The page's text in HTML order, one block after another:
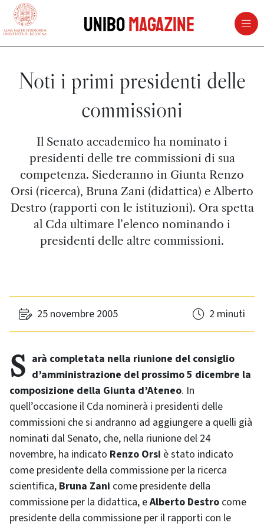
vai al contenuto della pagina
UniboMagazine
Noti i primi presidenti delle
commissioni
Il Senato accademico ha nominato i
presidenti delle tre commissioni di sua
competenza. Siederanno in Giunta Renzo
Orsi (ricerca), Bruna Zani (didattica) e Alberto
Destro (rapporti con le istituzioni). Ora spetta
al Cda ultimare l’elenco nominando i
presidenti delle altre commissioni.
25 novembre 2005 2 minuti
Sarà completata nella riunione del consiglio d’amministrazione del prossimo 5 dicembre la
composizione della Giunta d’Ateneo. In
quell’occasione il Cda nominerà i presidenti delle
commissioni che si andranno ad aggiungere a quelli già
nominati dal Senato, che, nella riunione del 24
novembre, ha indicato Renzo Orsi è stato indicato
come presidente della commissione per la ricerca
scientifica, Bruna Zani come presidente della
commissione per la didattica, eAlberto Destro come
presidente della commissione per il rapporti con le